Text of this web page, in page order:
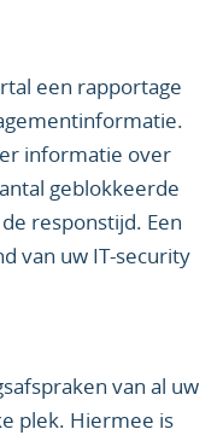
een rapportage
informatie over
geblokkeerde
responstijd. Een
van uw IT-security
van al uw
plek. Hiermee is